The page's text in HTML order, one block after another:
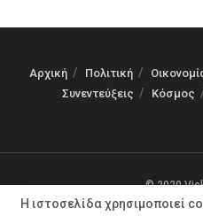
Αρχική Πολιτική
Συνεντεύξεις
Κόσμος
© 2020
Η ιστοσελίδα χρησιμοποιεί